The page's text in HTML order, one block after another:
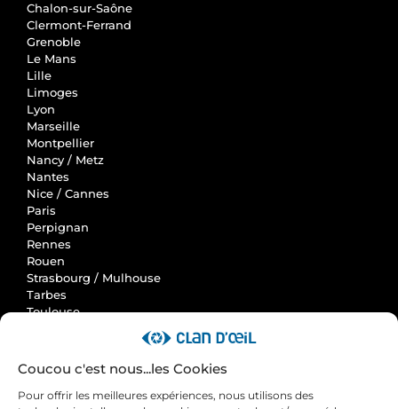
Coucou c'est nous...les Cookies
Pour offrir les meilleures expériences, nous utilisons des
Chalon-sur-Saône
Clermont-Ferrand
Grenoble
Le Mans
Lille
Limoges
Lyon
Marseille
Montpellier
Nancy / Metz
Nantes
Nice / Cannes
Paris
Perpignan
Rennes
Rouen
Strasbourg / Mulhouse
Tarbes
Toulouse
Actus